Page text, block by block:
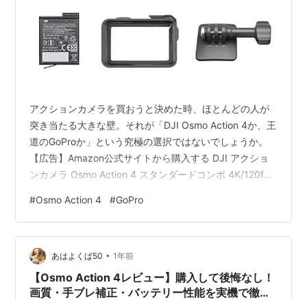
アクションカメラを買おうと決めた時、ほとんどの人が
突き当たる大きな壁。それが「DJI Osmo Action 4か、王
道のGoProか」という究極の選択ではないでしょうか。
【広告】Amazon公式サイトから購入する DJI アクショ
ンカメラ Osmo Action 4 スタンダードコンボ 4K/120fps
きの低照度性能 10-bit & D-Log M カラーパフォーマンス
長時間駆動の1770 mAhバッテリー 【国内正規品】 DJI
Amazon どちらも素晴らしいカメラだからこそ、迷って
しまいますよね。 この記事では、どちら…
#Osmo Action 4 #GoPro
あはよくば50 • 1年前
【Osmo Action 4レビュー】購入して後悔なし！
画質・手ブレ補正・バッテリー性能を実機で徹底